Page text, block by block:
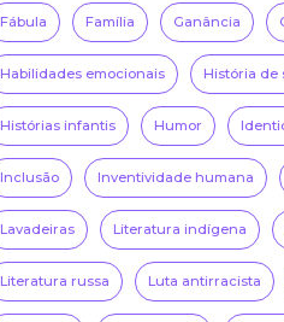
Fábula Família Ganância
Habilidades emocionais História de
Histórias infantis Humor
Inclusão Inventividade humana
Lavadeiras Literatura indígena
Literatura russa Luta antirracista